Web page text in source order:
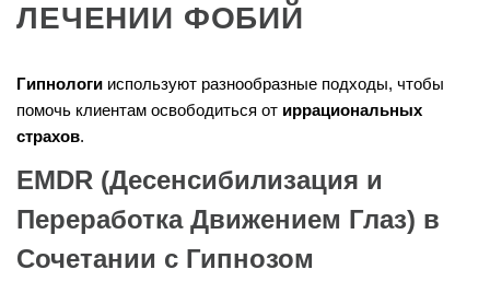
ЛЕЧЕНИИ ФОБИЙ
Гипнологи используют разнообразные подходы, чтобы
помочь клиентам освободиться от иррациональных
страхов.
EMDR (Десенсибилизация и
Переработка Движением Глаз) в
Сочетании с Гипнозом